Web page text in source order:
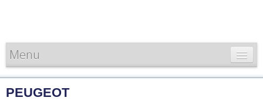
Menu
CARTE DE FRANCE
PEUGEOT